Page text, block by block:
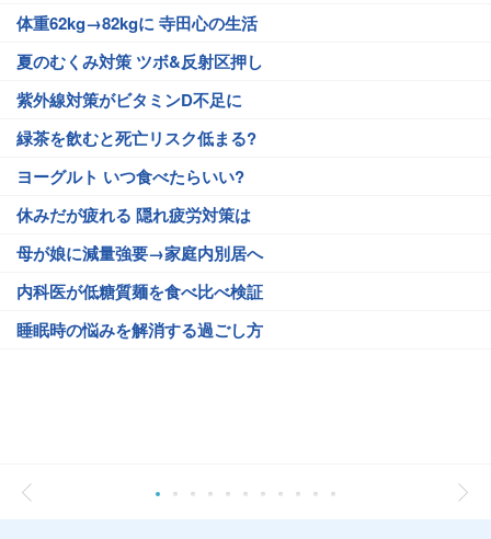
体重62kg→82kgに 寺田心の生活
夏のむくみ対策 ツボ&反射区押し
紫外線対策がビタミンD不足に
緑茶を飲むと死亡リスク低まる?
ヨーグルト いつ食べたらいい?
休みだが疲れる 隠れ疲労対策は
母が娘に減量強要→家庭内別居へ
内科医が低糖質麺を食べ比べ検証
睡眠時の悩みを解消する過ごし方